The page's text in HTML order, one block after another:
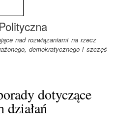
nad rozwiązaniami na rzecz
demokratycznego i szczęś
dotyczące
działań